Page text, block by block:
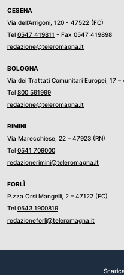
CESENA
Via dell’Arrigoni, 120 - 47522 (FC)
Tel 0547 419811 - Fax 0547 419898
redazione@teleromagna.it
BOLOGNA
Via dei Trattati Comunitari Europei, 17 –
Tel 800 591999
redazione@teleromagna.it
RIMINI
Via Marecchiese, 22 – 47923 (RN)
Tel 0541 709000
redazionerimini@teleromagna.it
FORLÌ
P.zza Orsi Mangelli, 2 – 47122 (FC)
Tel 0543 1900819
redazioneforli@teleromagna.it